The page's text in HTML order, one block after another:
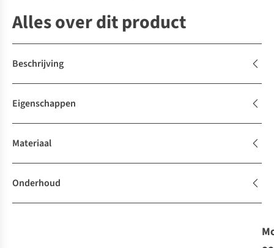
Alles over dit product
Beschrijving
Eigenschappen
Materiaal
Onderhoud